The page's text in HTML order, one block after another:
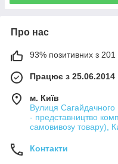
Про нас
93% позитивних з 201
Працює з 25.06.2014
м. Київ
Вулиця Сагайдачного
- представництво
самовивозу товару),
Контакти